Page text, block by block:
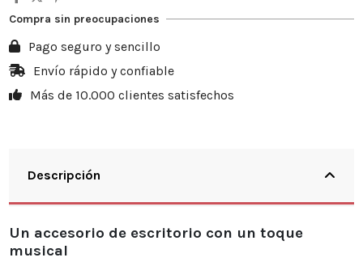
Compra sin preocupaciones
Pago seguro y sencillo
Envío rápido y confiable
Más de 10.000 clientes satisfechos
Descripción
Un accesorio de escritorio con un toque
musical